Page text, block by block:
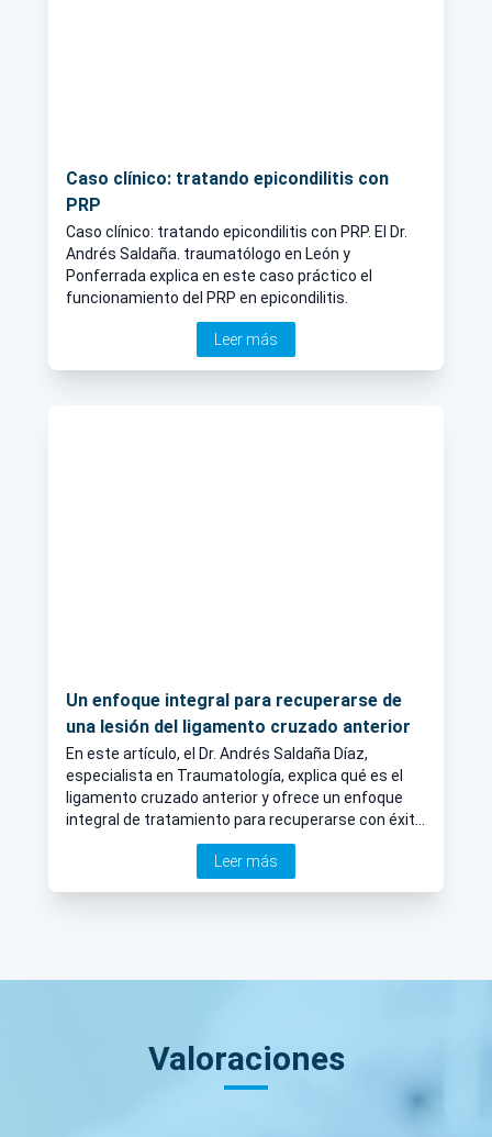
Caso clínico: tratando epicondilitis con
PRP
Caso clínico: tratando epicondilitis con PRP. El Dr.
Andrés Saldaña. traumatólogo en León y
Ponferrada explica en este caso práctico el
funcionamiento del PRP en epicondilitis.
Leer más
Un enfoque integral para recuperarse de
una lesión del ligamento cruzado anterior
En este artículo, el Dr. Andrés Saldaña Díaz,
especialista en Traumatología, explica qué es el
ligamento cruzado anterior y ofrece un enfoque
integral de tratamiento para recuperarse con éxito
de una lesión del ligamento cruzado anterior.
Leer más
Valoraciones